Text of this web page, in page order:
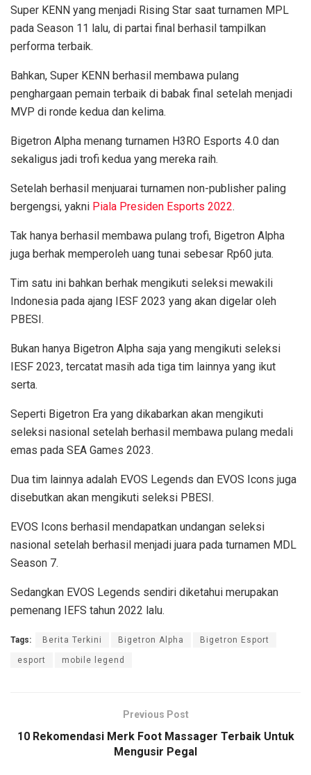
Super KENN yang menjadi Rising Star saat turnamen MPL
pada Season 11 lalu, di partai final berhasil tampilkan
performa terbaik.
Bahkan, Super KENN berhasil membawa pulang
penghargaan pemain terbaik di babak final setelah menjadi
MVP di ronde kedua dan kelima.
Bigetron Alpha menang turnamen H3RO Esports 4.0 dan
sekaligus jadi trofi kedua yang mereka raih.
Setelah berhasil menjuarai turnamen non-publisher paling
bergengsi, yakni Piala Presiden Esports 2022.
Tak hanya berhasil membawa pulang trofi, Bigetron Alpha
juga berhak memperoleh uang tunai sebesar Rp60 juta.
Tim satu ini bahkan berhak mengikuti seleksi mewakili
Indonesia pada ajang IESF 2023 yang akan digelar oleh
PBESI.
Bukan hanya Bigetron Alpha saja yang mengikuti seleksi
IESF 2023, tercatat masih ada tiga tim lainnya yang ikut
serta.
Seperti Bigetron Era yang dikabarkan akan mengikuti
seleksi nasional setelah berhasil membawa pulang medali
emas pada SEA Games 2023.
Dua tim lainnya adalah EVOS Legends dan EVOS Icons juga
disebutkan akan mengikuti seleksi PBESI.
EVOS Icons berhasil mendapatkan undangan seleksi
nasional setelah berhasil menjadi juara pada turnamen MDL
Season 7.
Sedangkan EVOS Legends sendiri diketahui merupakan
pemenang IEFS tahun 2022 lalu.
Tags: Berita Terkini Bigetron Alpha Bigetron Esport
esport mobile legend
Previous Post
10 Rekomendasi Merk Foot Massager Terbaik Untuk
Mengusir Pegal